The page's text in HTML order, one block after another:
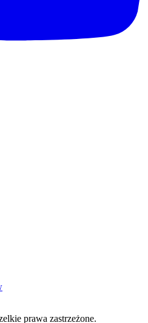
prawa zastrzeżone.